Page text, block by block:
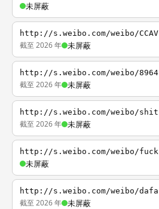
未屏蔽
http://s.weibo.com/weibo/CCAV
截至 2026 年 未屏蔽
http://s.weibo.com/weibo/8964
截至 2026 年 未屏蔽
http://s.weibo.com/weibo/shit
截至 2026 年 未屏蔽
http://s.weibo.com/weibo/fuck
未屏蔽
http://s.weibo.com/weibo/dafa
截至 2026 年 未屏蔽